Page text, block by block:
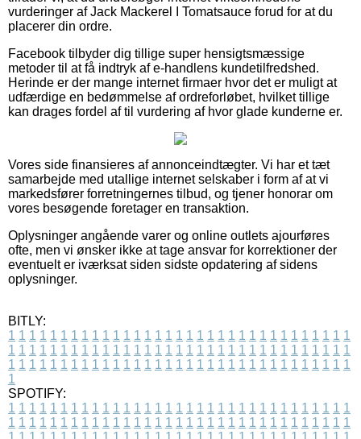
vurderinger af Jack Mackerel I Tomatsauce forud for at du
placerer din ordre.
Facebook tilbyder dig tillige super hensigtsmæssige
metoder til at få indtryk af e-handlens kundetilfredshed.
Herinde er der mange internet firmaer hvor det er muligt at
udfærdige en bedømmelse af ordreforløbet, hvilket tillige
kan drages fordel af til vurdering af hvor glade kunderne er.
Vores side finansieres af annonceindtægter. Vi har et tæt
samarbejde med utallige internet selskaber i form af at vi
markedsfører forretningernes tilbud, og tjener honorar om
vores besøgende foretager en transaktion.
Oplysninger angående varer og online outlets ajourføres
ofte, men vi ønsker ikke at tage ansvar for korrektioner der
eventuelt er iværksat siden sidste opdatering af sidens
oplysninger.
BITLY:
1 1 1 1 1 1 1 1 1 1 1 1 1 1 1 1 1 1 1 1 1 1 1 1 1 1 1 1 1 1 1 1 1
1 1 1 1 1 1 1 1 1 1 1 1 1 1 1 1 1 1 1 1 1 1 1 1 1 1 1 1 1 1 1 1 1
1 1 1 1 1 1 1 1 1 1 1 1 1 1 1 1 1 1 1 1 1 1 1 1 1 1 1 1 1 1 1 1 1
1
SPOTIFY:
1 1 1 1 1 1 1 1 1 1 1 1 1 1 1 1 1 1 1 1 1 1 1 1 1 1 1 1 1 1 1 1 1
1 1 1 1 1 1 1 1 1 1 1 1 1 1 1 1 1 1 1 1 1 1 1 1 1 1 1 1 1 1 1 1 1